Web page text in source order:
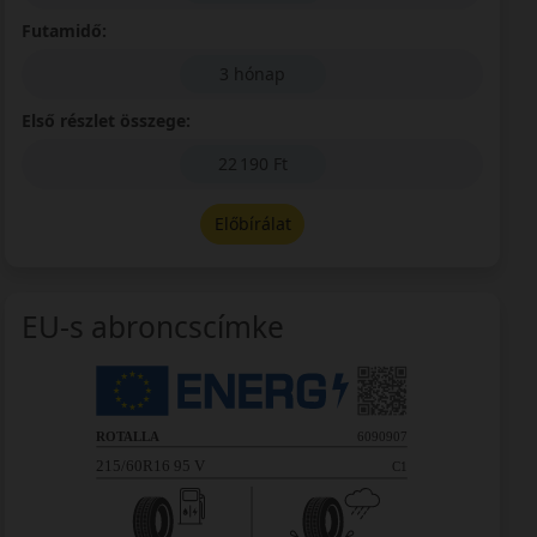
Futamidő:
3 hónap
Első részlet összege:
22 190 Ft
Előbírálat
EU-s abroncscímke